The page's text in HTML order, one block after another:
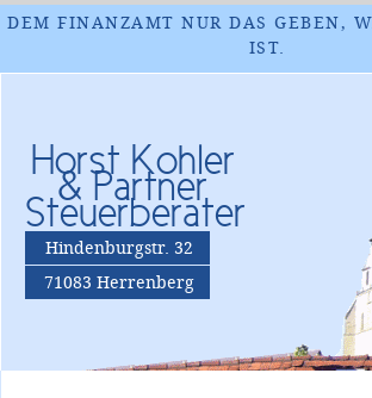
DEM FINANZAMT NUR DAS GEBEN,
IST.
Horst Kohler
& Partner
Steuerberater
Hindenburgstr. 32
71083 Herrenberg